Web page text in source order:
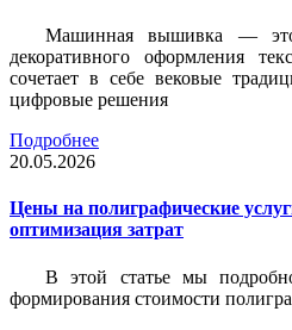
Машинная вышивка — это
декоративного оформления
сочетает в себе вековые
цифровые решения
Подробнее
20.05.2026
Цены на полиграфические
оптимизация затрат
В этой статье мы
формирования стоимости